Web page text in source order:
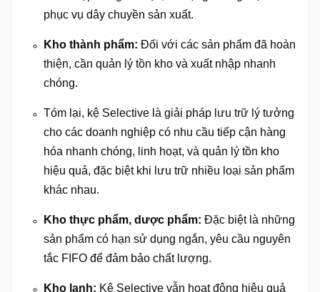
phục vụ dây chuyền sản xuất.
Kho thành phẩm: Đối với các sản phẩm đã hoàn
thiện, cần quản lý tồn kho và xuất nhập nhanh
chóng.
Tóm lại, kệ Selective là giải pháp lưu trữ lý tưởng
cho các doanh nghiệp có nhu cầu tiếp cận hàng
hóa nhanh chóng, linh hoạt, và quản lý tồn kho
hiệu quả, đặc biệt khi lưu trữ nhiều loại sản phẩm
khác nhau.
Kho thực phẩm, dược phẩm: Đặc biệt là những
sản phẩm có hạn sử dụng ngắn, yêu cầu nguyên
tắc FIFO để đảm bảo chất lượng.
Kho lạnh: Kệ Selective vẫn hoạt động hiệu quả